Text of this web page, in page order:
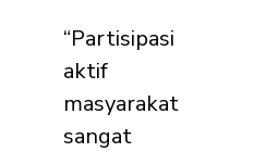
“Partisipasi
aktif
masyarakat
sangat